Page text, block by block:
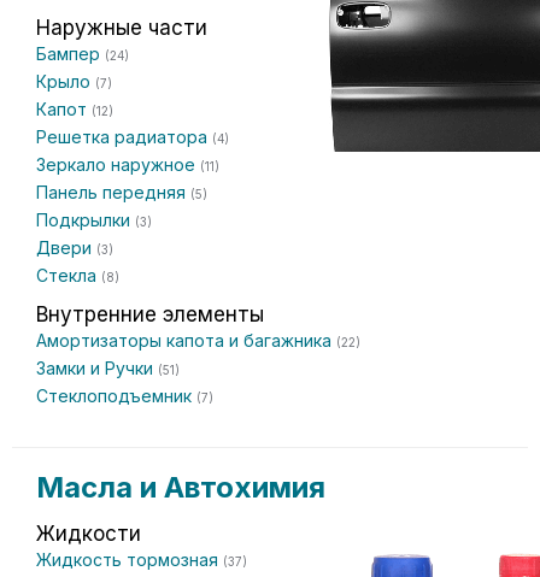
Наружные части
Бампер (24)
Крыло (7)
Капот (12)
Решетка радиатора (4)
Зеркало наружное (11)
Панель передняя (5)
Подкрылки (3)
Двери (3)
Стекла (8)
Внутренние элементы
Амортизаторы капота и багажника (22)
Замки и Ручки (51)
Стеклоподъемник (7)
Масла и Автохимия
Жидкости
Жидкость тормозная (37)